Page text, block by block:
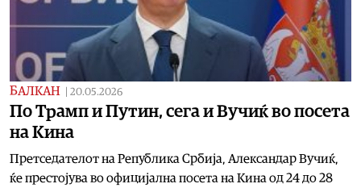
БАЛКАН 20.05.2026
По Трамп и Путин, сега и Вучиќ во посета
на Кина
Претседателот на Република Србија, Александар Вучиќ,
ќе престојува во официјална посета на Кина од 24 до 28